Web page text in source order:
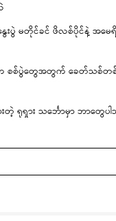
းပွဲ မတိုင်ခင် ဖိလစ်ပိုင်နဲ့ အမ
စစ်ပွဲတွေအတွက် ခေတ်သစ်တ
းတဲ့ ရုရှား သင်္ဘောမှာ ဘာတွေပ